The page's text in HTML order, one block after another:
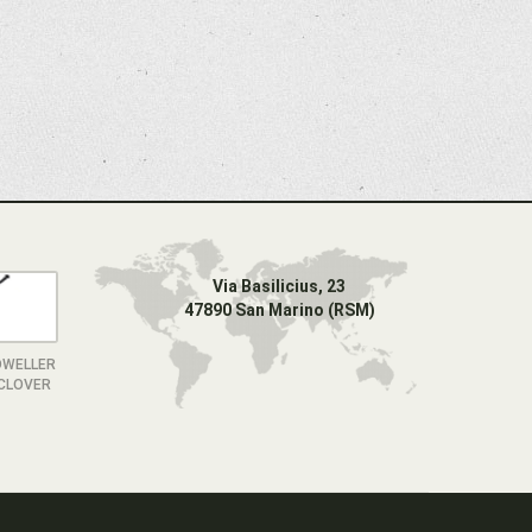
Via Basilicius, 23
47890 San Marino (RSM)